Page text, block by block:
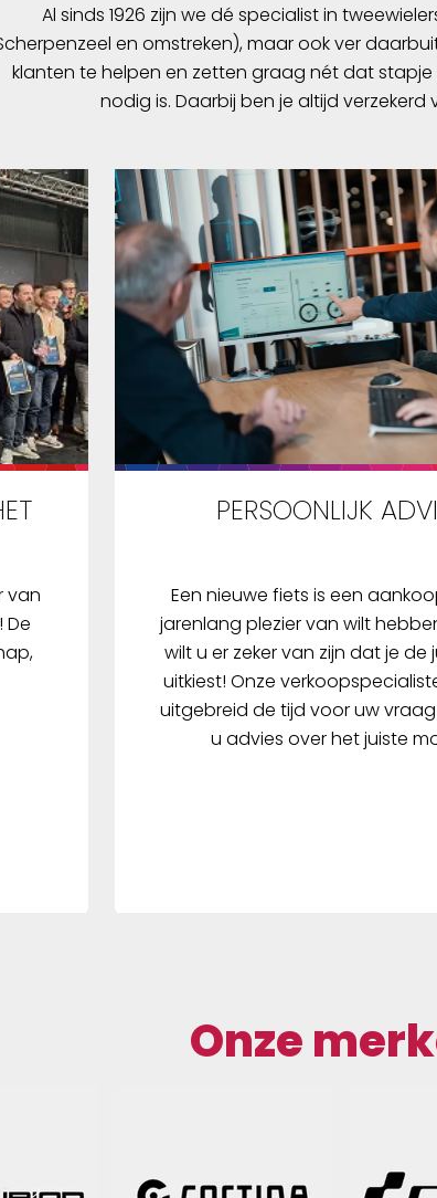
Al sinds 1926 zijn we dé specialist in
en omstreken), maar ook ver
klanten te helpen en zetten graag nét dat
nodig is. Daarbij ben je altijd verzekerd
van
De
PERSOONLIJK
Een nieuwe fiets is een
jarenlang plezier van wilt
wilt u er zeker van zijn dat je de
uitkiest! Onze
uitgebreid de tijd voor uw
u advies over het juiste
Onze